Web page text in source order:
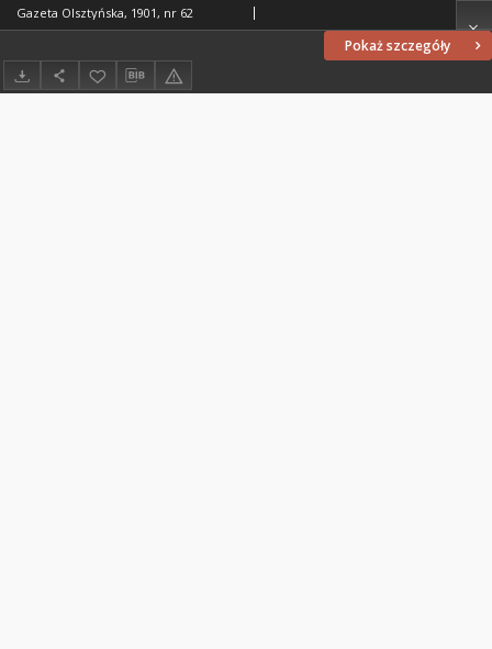
Pokaż szczegóły
Gazeta Olsztyńska, 1901, nr 62